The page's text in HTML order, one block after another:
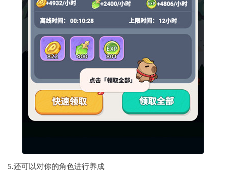
5.还可以对你的角色进行养成